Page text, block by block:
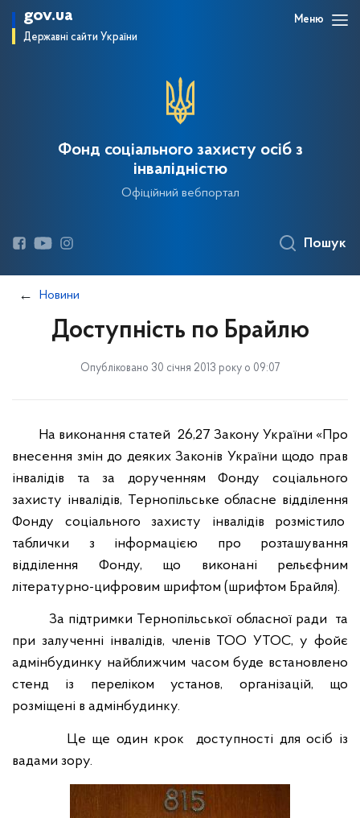
gov.ua
Державні сайти України
Меню
Фонд соціального захисту осіб з
інвалідністю
Офіційний вебпортал
Пошук
Новини
Доступність по Брайлю
Опубліковано 30 січня 2013 року о 09:07
На виконання статей 26,27 Закону України «Про
внесення змін до деяких Законів України щодо прав
інвалідів та за дорученням Фонду соціального
захисту інвалідів, Тернопільське обласне відділення
Фонду соціального захисту інвалідів розмістило
таблички з інформацією про розташування
відділення Фонду, що виконані рельєфним
літературно-цифровим шрифтом (шрифтом Брайля).
За підтримки Тернопільської обласної ради
та
при залученні інвалідів, членів ТОО УТОС, у фойє
адмінбудинку найближчим часом буде встановлено
стенд із переліком установ, організацій, що
розміщені в адмінбудинку.
Це ще один крок
доступності для осіб із
вадами зору.